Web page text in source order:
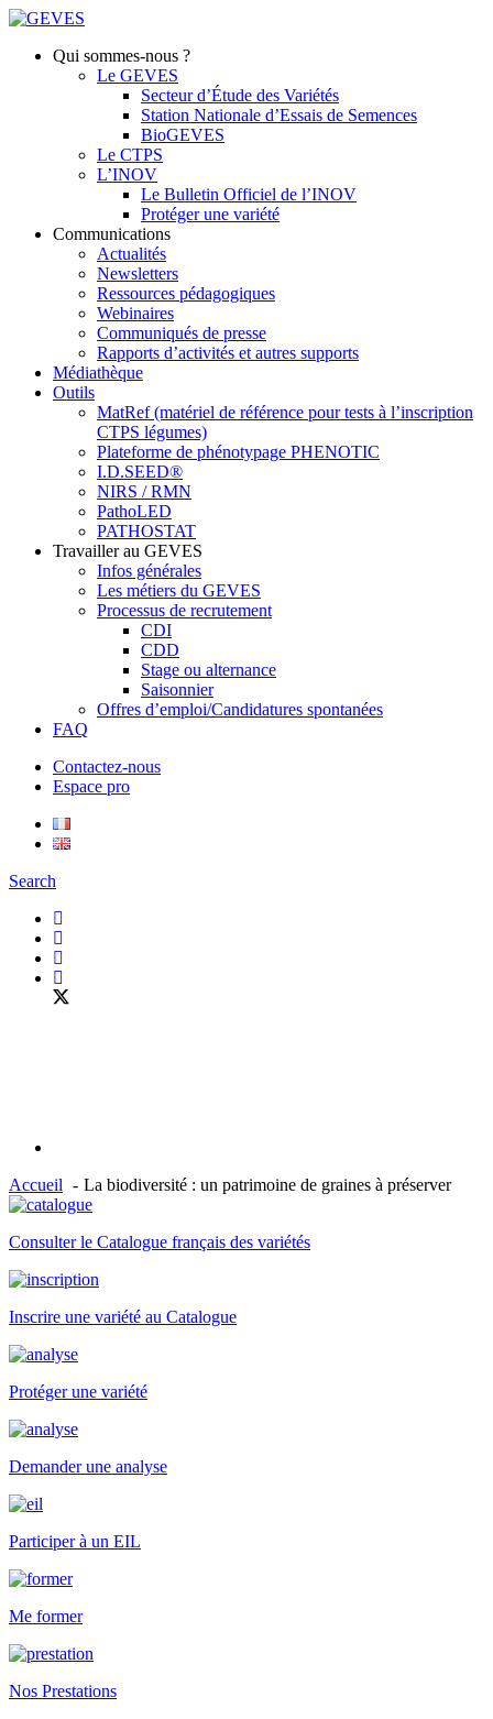
Qui sommes-nous ?
Le GEVES
Secteur d’Étude des Variétés
Station Nationale d’Essais de Semences
BioGEVES
Le CTPS
L’INOV
Le Bulletin Officiel de l’INOV
Protéger une variété
Communications
Actualités
Newsletters
Ressources pédagogiques
Webinaires
Communiqués de presse
Rapports d’activités et autres supports
Médiathèque
Outils
MatRef (matériel de référence pour tests à l’inscription
CTPS légumes)
Plateforme de phénotypage PHENOTIC
I.D.SEED®
NIRS / RMN
PathoLED
PATHOSTAT
Travailler au GEVES
Infos générales
Les métiers du GEVES
Processus de recrutement
CDI
CDD
Stage ou alternance
Saisonnier
Offres d’emploi/Candidatures spontanées
FAQ
Contactez-nous
Espace pro
Search
Accueil La biodiversité : un patrimoine de graines à préserver
Consulter le Catalogue français des variétés
Inscrire une variété au Catalogue
Protéger une variété
Demander une analyse
Participer à un EIL
Me former
Nos Prestations